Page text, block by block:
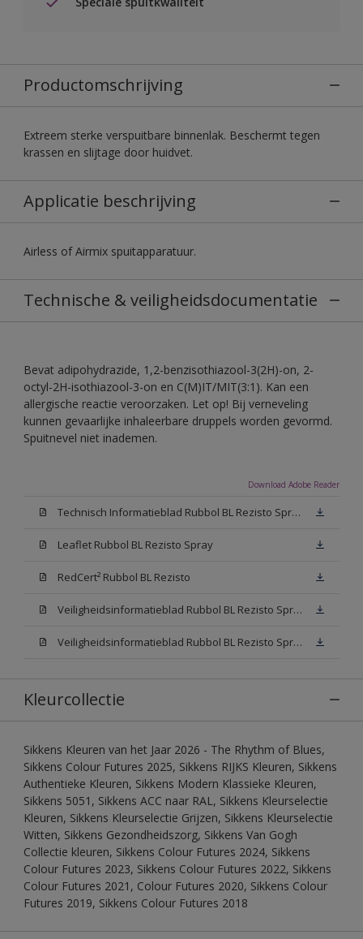
Productomschrijving
Extreem sterke verspuitbare binnenlak. Beschermt tegen
krassen en slijtage door huidvet.
Applicatie beschrijving
Airless of Airmix spuitapparatuur.
Technische & veiligheidsdocumentatie
Bevat adipohydrazide, 1,2-benzisothiazool-3(2H)-on, 2-
octyl-2H-isothiazool-3-on en C(M)IT/MIT(3:1). Kan een
allergische reactie veroorzaken. Let op! Bij verneveling
kunnen gevaarlijke inhaleerbare druppels worden gevormd.
Spuitnevel niet inademen.
Download Adobe Reader
Technisch Informatieblad Rubbol BL Rezisto Spray (PDF)
Leaflet Rubbol BL Rezisto Spray
RedCert² Rubbol BL Rezisto
Veiligheidsinformatieblad Rubbol BL Rezisto Spray W05 (MSDS)
Veiligheidsinformatieblad Rubbol BL Rezisto Spray N00 (MSDS)
Kleurcollectie
Sikkens Kleuren van het Jaar 2026 - The Rhythm of Blues,
Sikkens Colour Futures 2025, Sikkens RIJKS Kleuren, Sikkens
Authentieke Kleuren, Sikkens Modern Klassieke Kleuren,
Sikkens 5051, Sikkens ACC naar RAL, Sikkens Kleurselectie
Kleuren, Sikkens Kleurselectie Grijzen, Sikkens Kleurselectie
Witten, Sikkens Gezondheidszorg, Sikkens Van Gogh
Collectie kleuren, Sikkens Colour Futures 2024, Sikkens
Colour Futures 2023, Sikkens Colour Futures 2022, Sikkens
Colour Futures 2021, Colour Futures 2020, Sikkens Colour
Futures 2019, Sikkens Colour Futures 2018